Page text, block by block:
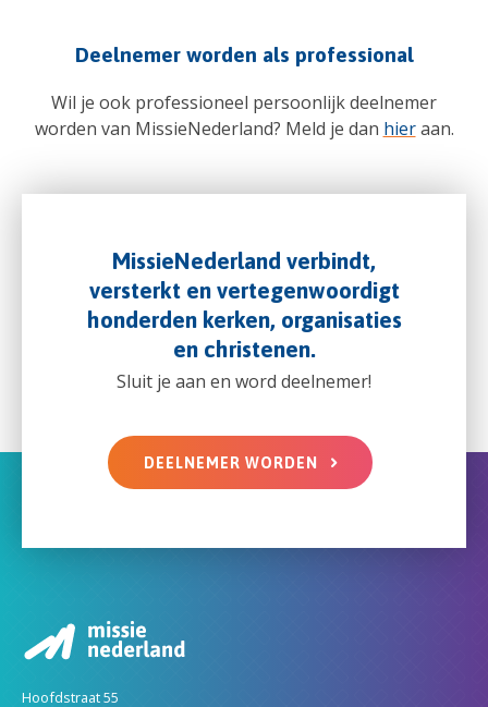
Deelnemer worden als professional
Wil je ook professioneel persoonlijk deelnemer
worden van MissieNederland? Meld je dan hieraan.
MissieNederland verbindt,
versterkt en vertegenwoordigt
honderden kerken, organisaties
en christenen.
Sluit je aan en word deelnemer!
DEELNEMER WORDEN
Hoofdstraat 55